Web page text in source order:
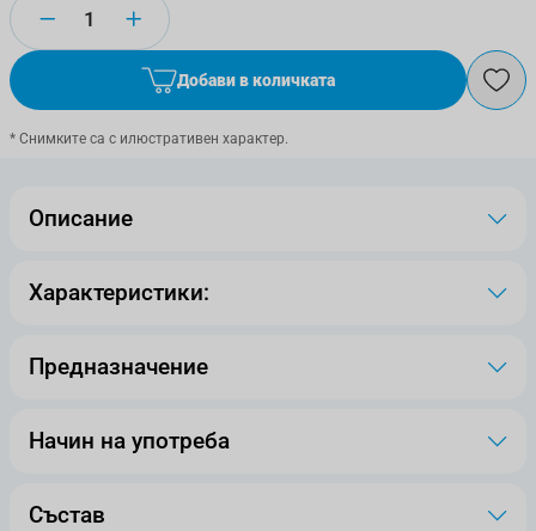
Количество
Добави в количката
* Снимките са с илюстративен характер.
Описание
Характеристики:
Предназначение
Начин на употреба
Състав